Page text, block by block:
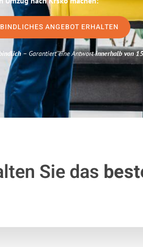
ANGEBOT ERHALTEN
– Garantiert eine Antwortinnerhalb von
Sie das